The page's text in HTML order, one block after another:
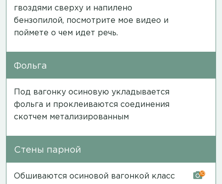
гвоздями сверху и напилено
бензопилой, посмотрите мое видео и
поймете о чем идет речь.
Фольга
Под вагонку осиновую укладывается
фольга и проклеиваются соединения
скотчем метализированным
Стены парной
Обшиваются осиновой вагонкой класс
10